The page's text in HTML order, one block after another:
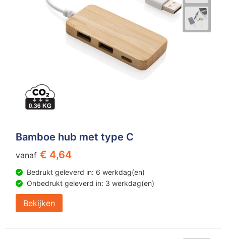
Bamboe hub met type C
vanaf € 4,64
Bedrukt geleverd in: 6 werkdag(en)
Onbedrukt geleverd in: 3 werkdag(en)
Bekijken